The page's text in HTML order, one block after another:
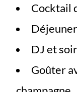
Cocktail
DJ et
Goûter